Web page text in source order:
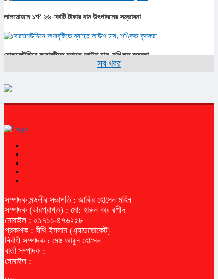
লালমোহনে ১শ’ ২৬ কোটি টাকার ধান উৎপাদনের সম্ভাবনা
বোরহানউদ্দিনে অনাবৃষ্টিতে ব্যাহত আউশ চাষ, শঙ্কিত কৃষকরা
সব খবর
সম্পাদক মন্ডলীর সভাপতি : জাকির হোসেন মহিন
সম্পাদক (ভারপ্রাপ্ত) : মো: হারুন অর রশীদ
মোবাইল : ০১৭১১-৪৭৬২৫৮
প্রকাশক : বীথি ইসলাম (এ্যাডভোকেট)
নির্বাহী সম্পাদক : মোঃ আবুল হোসেন
বার্তা সম্পাদক : ==========
মোবাইল : ===========